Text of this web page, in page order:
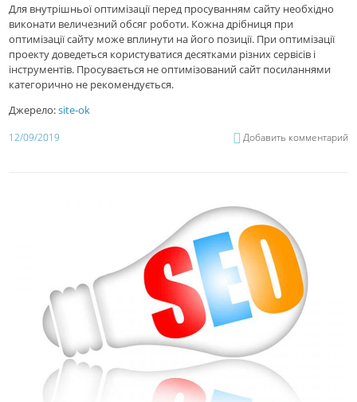
Для внутрішньої оптимізації перед просуванням сайту необхідно
виконати величезний обсяг роботи. Кожна дрібниця при
оптимізації сайту може вплинути на його позиції. При оптимізації
проекту доведеться користуватися десятками різних сервісів і
інструментів. Просувається не оптимізований сайт посиланнями
категорично не рекомендується.
Джерело:site-ok
12/09/2019 Добавить комментарий